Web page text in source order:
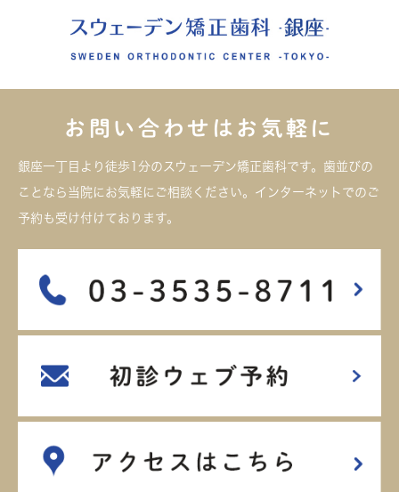
お問い合わせはお気軽に
銀座一丁目より徒歩1分のスウェーデン矯正歯科です。歯並びの
ことなら当院にお気軽にご相談ください。インターネットでのご
予約も受け付けております。